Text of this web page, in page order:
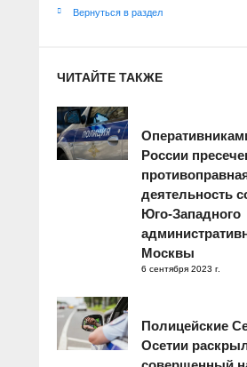
Вернуться в раздел
ЧИТАЙТЕ ТАКЖЕ
России
деятельность
Юго-Западного
Москвы
6 сентября 2023 г.
Полицейские
Осетии